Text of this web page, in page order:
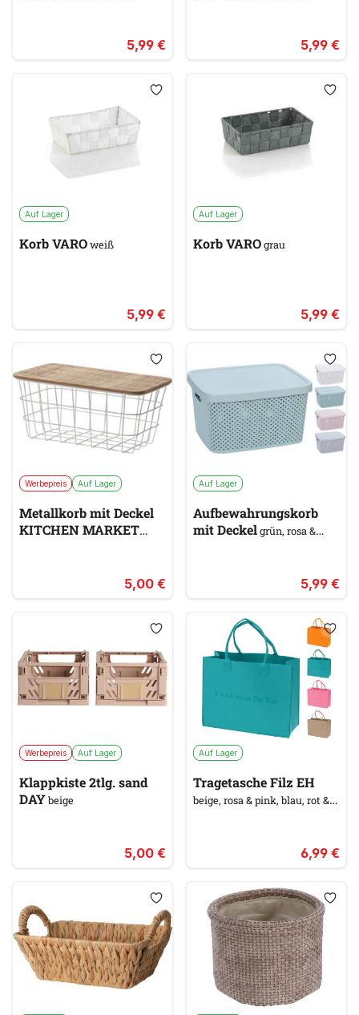
5,99 € 5,99 €
Auf Lager
Korb VAROweiß
5,99 €
Auf Lager
Korb VAROgrau
5,99 €
Werbepreis Auf Lager
Metallkorb mit Deckel
KITCHEN MARKET
5,00 €
Auf Lager
Aufbewahrungskorb
mit Deckelgrün, rosa &
5,99 €
Werbepreis Auf Lager
Klappkiste 2tlg. sand
DAYbeige
5,00 €
Auf Lager
Tragetasche Filz EH
beige, rosa & pink, blau, rot &
6,99 €